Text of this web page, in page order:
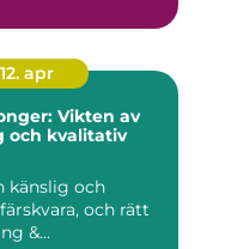
12. apr
Vikten av
och kvalitativ
känslig och
och rätt
&...